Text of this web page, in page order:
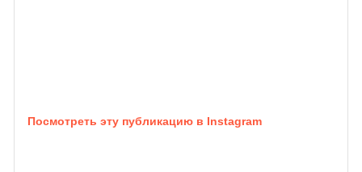
Посмотреть эту публикацию в Instagram